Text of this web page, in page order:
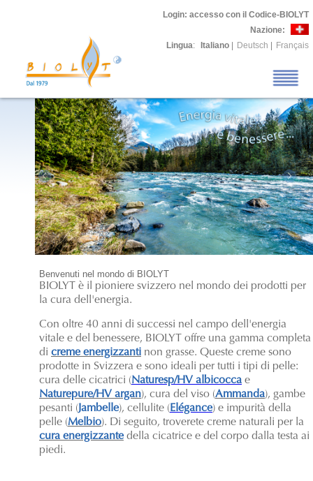
Login: accesso con il Codice-BIOLYT
Nazione:
Lingua: Italiano Deutsch Français
Benvenuti nel mondo di BIOLYT
BIOLYT è il pioniere svizzero nel mondo dei prodotti per
la cura dell'energia.
Con oltre 40 anni di successi nel campo dell'energia
vitale e del benessere, BIOLYT offre una gamma completa
di creme energizzanti non grasse. Queste creme sono
prodotte in Svizzera e sono ideali per tutti i tipi di pelle:
cura delle cicatrici (Naturesp/HV albicocca e
Naturepure/HV argan), cura del viso (Ammanda), gambe
pesanti (Jambelle), cellulite (Elégance) e impurità della
pelle (Melbio). Di seguito, troverete creme naturali per la
cura energizzantedella cicatrice e del corpo dalla testa ai
piedi.